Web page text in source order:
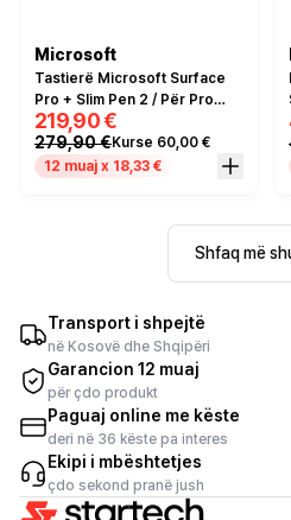
Microsoft
Tastierë Microsoft Surface
Pro + Slim Pen 2 / Për Pro
10/11 / E zezë
219,90 €
279,90 €Kurse 60,00 €
12 muaj x 18,33 €
Shfaq më
Transport i shpejtë
në Kosovë dhe Shqipëri
Garancion 12 muaj
për çdo produkt
Paguaj online me këste
deri në 36 këste pa interes
Ekipi i mbështetjes
çdo sekond pranë jush